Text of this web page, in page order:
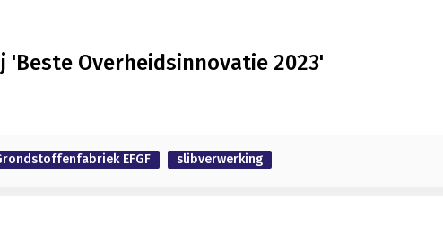
'Beste Overheidsinnovatie 2023'
EFGF slibverwerking